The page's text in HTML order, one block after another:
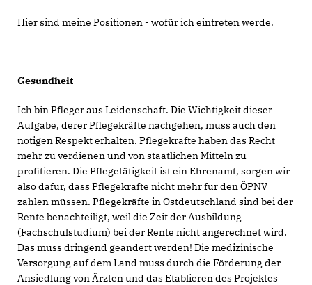
Hier sind meine Positionen - wofür ich eintreten werde.
Gesundheit
Ich bin Pfleger aus Leidenschaft. Die Wichtigkeit dieser
Aufgabe, derer Pflegekräfte nachgehen, muss auch den
nötigen Respekt erhalten. Pflegekräfte haben das Recht
mehr zu verdienen und von staatlichen Mitteln zu
profitieren. Die Pflegetätigkeit ist ein Ehrenamt, sorgen wir
also dafür, dass Pflegekräfte nicht mehr für den ÖPNV
zahlen müssen. Pflegekräfte in Ostdeutschland sind bei der
Rente benachteiligt, weil die Zeit der Ausbildung
(Fachschulstudium) bei der Rente nicht angerechnet wird.
Das muss dringend geändert werden! Die medizinische
Versorgung auf dem Land muss durch die Förderung der
Ansiedlung von Ärzten und das Etablieren des Projektes